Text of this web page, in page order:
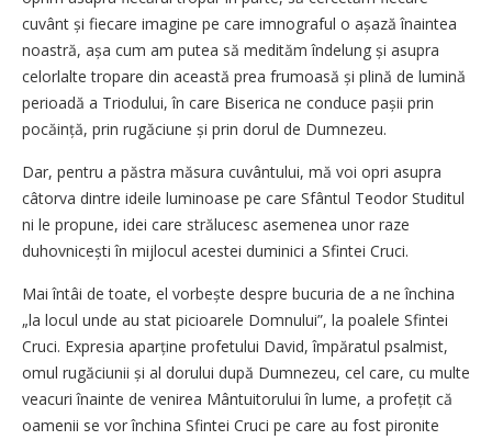
cuvânt și fiecare imagine pe care imnograful o așază înaintea
noastră, așa cum am putea să medităm îndelung și asupra
celorlalte tropare din această prea frumoasă și plină de lumină
perioadă a Triodului, în care Biserica ne conduce pașii prin
pocăință, prin rugăciune și prin dorul de Dumnezeu.
Dar, pentru a păstra măsura cuvântului, mă voi opri asupra
câtorva dintre ideile luminoase pe care Sfântul Teodor Studitul
ni le propune, idei care strălucesc asemenea unor raze
duhovnicești în mijlocul acestei duminici a Sfintei Cruci.
Mai întâi de toate, el vorbește despre bucuria de a ne închina
„la locul unde au stat picioarele Domnului”, la poalele Sfintei
Cruci. Expresia aparține profetului David, împăratul psalmist,
omul rugăciunii și al dorului după Dumnezeu, cel care, cu multe
veacuri înainte de venirea Mântuitorului în lume, a profețit că
oamenii se vor închina Sfintei Cruci pe care au fost pironite